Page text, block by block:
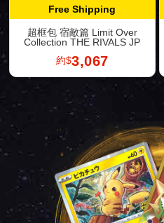
Free Shipping
超框包 宿敵篇 Limit Over
Collection THE RIVALS JP
約$3,067